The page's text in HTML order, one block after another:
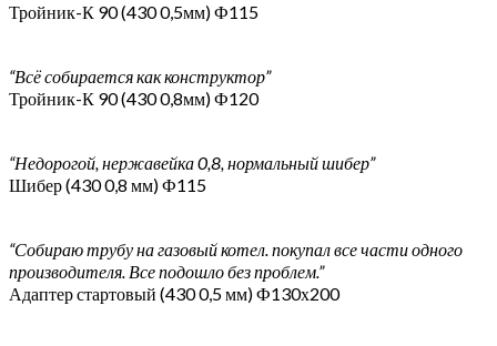
Тройник-К 90 (430 0,5мм) Ф115
“Всё собирается как конструктор”
Тройник-К 90 (430 0,8мм) Ф120
“Недорогой, нержавейка 0,8, нормальный шибер”
Шибер (430 0,8 мм) Ф115
“Собираю трубу на газовый котел. покупал все части одного
производителя. Все подошло без проблем.”
Адаптер стартовый (430 0,5 мм) Ф130х200